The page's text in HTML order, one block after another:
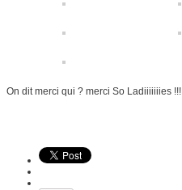
On dit merci qui ? merci So Ladiiiiiiies !!!